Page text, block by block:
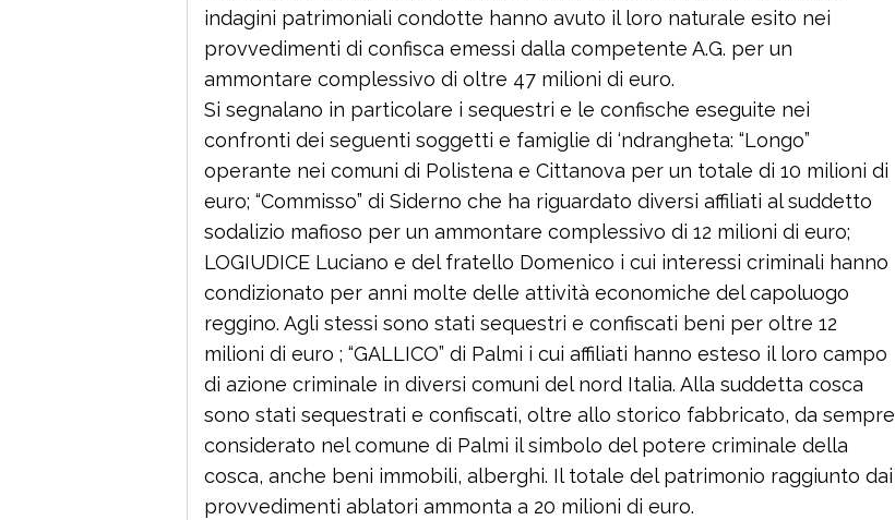
indagini patrimoniali condotte hanno avuto il loro naturale esito nei
provvedimenti di confisca emessi dalla competente A.G. per un
ammontare complessivo di oltre 47 milioni di euro.
Si segnalano in particolare i sequestri e le confische eseguite nei
confronti dei seguenti soggetti e famiglie di ‘ndrangheta: “Longo”
operante nei comuni di Polistena e Cittanova per un totale di 10 milioni di
euro; “Commisso” di Siderno che ha riguardato diversi affiliati al suddetto
sodalizio mafioso per un ammontare complessivo di 12 milioni di euro;
LOGIUDICE Luciano e del fratello Domenico i cui interessi criminali hanno
condizionato per anni molte delle attività economiche del capoluogo
reggino. Agli stessi sono stati sequestri e confiscati beni per oltre 12
milioni di euro ; “GALLICO” di Palmi i cui affiliati hanno esteso il loro campo
di azione criminale in diversi comuni del nord Italia. Alla suddetta cosca
sono stati sequestrati e confiscati, oltre allo storico fabbricato, da sempre
considerato nel comune di Palmi il simbolo del potere criminale della
cosca, anche beni immobili, alberghi. Il totale del patrimonio raggiunto dai
provvedimenti ablatori ammonta a 20 milioni di euro.